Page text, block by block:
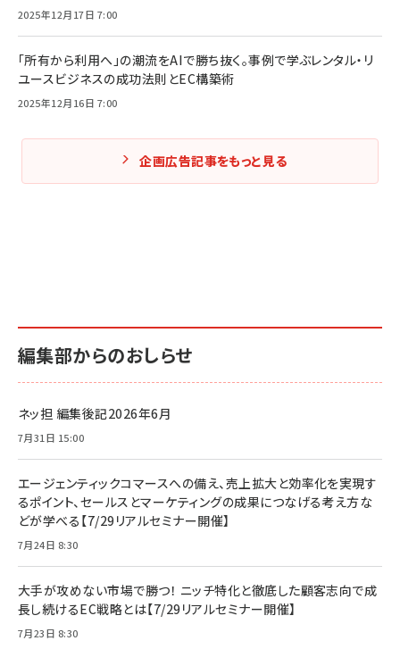
2025年12月17日 7:00
「所有から利用へ」の潮流をAIで勝ち抜く。事例で学ぶレンタル・リ
ユースビジネスの成功法則とEC構築術
2025年12月16日 7:00
企画広告記事をもっと見る
編集部からのおしらせ
ネッ担 編集後記2026年6月
7月31日 15:00
エージェンティックコマースへの備え、売上拡大と効率化を実現す
るポイント、セールスとマーケティングの成果につなげる考え方な
どが学べる【7/29リアルセミナー開催】
7月24日 8:30
大手が攻めない市場で勝つ！ ニッチ特化と徹底した顧客志向で成
長し続けるEC戦略とは【7/29リアルセミナー開催】
7月23日 8:30